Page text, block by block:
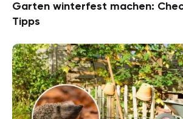
Garten winterfest machen:
Tipps